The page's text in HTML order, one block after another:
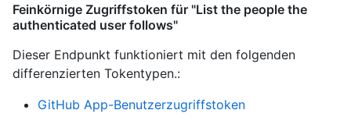
Feinkörnige Zugriffstoken für "List the people the
authenticated user follows"
Dieser Endpunkt funktioniert mit den folgenden
differenzierten Tokentypen.:
GitHub App-Benutzerzugriffstoken